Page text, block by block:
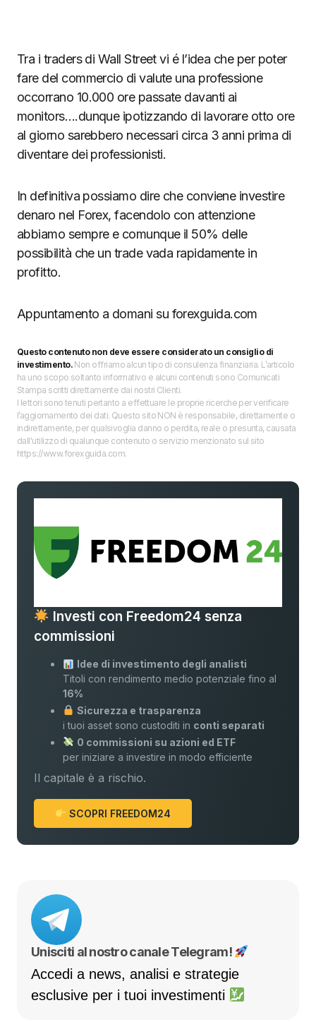
Tra i traders di Wall Street vi é l’idea che per poter
fare del commercio di valute una professione
occorrano 10.000 ore passate davanti ai
monitors….dunque ipotizzando di lavorare otto ore
al giorno sarebbero necessari circa 3 anni prima di
diventare dei professionisti.
In definitiva possiamo dire che conviene investire
denaro nel Forex, facendolo con attenzione
abbiamo sempre e comunque il 50% delle
possibilità che un trade vada rapidamente in
profitto.
Appuntamento a domani su forexguida.com
Questo contenuto non deve essere considerato un consiglio di
investimento.Non offriamo alcun tipo di consulenza finanziaria. L’articolo
ha uno scopo soltanto informativo e alcuni contenuti sono Comunicati
Stampa scritti direttamente dai nostri Clienti.
I lettori sono tenuti pertanto a effettuare le proprie ricerche per verificare
l’aggiornamento dei dati. Questo sito NON è responsabile, direttamente o
indirettamente, per qualsivoglia danno o perdita, reale o presunta, causata
dall'utilizzo di qualunque contenuto o servizio menzionato sul sito
https://www.forexguida.com.
Investi con Freedom24 senza
commissioni
Idee di investimento degli analisti
Titoli con rendimento medio potenziale fino al
16%
Sicurezza e trasparenza
i tuoi asset sono custoditi in conti separati
0 commissioni su azioni ed ETF
per iniziare a investire in modo efficiente
Il capitale è a rischio.
SCOPRI FREEDOM24
Unisciti al nostro canale Telegram!
Accedi a news, analisi e strategie
esclusive per i tuoi investimenti